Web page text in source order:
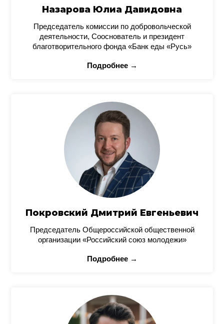
Назарова Юлиа Давидовна
Председатель комиссии по добровольческой
деятельности, Сооснователь и президент
благотворительного фонда «Банк еды «Русь»
Подробнее →
Покровский Дмитрий Евгеньевич
Председатель Общероссийской общественной
организации «Российский союз молодежи»
Подробнее →